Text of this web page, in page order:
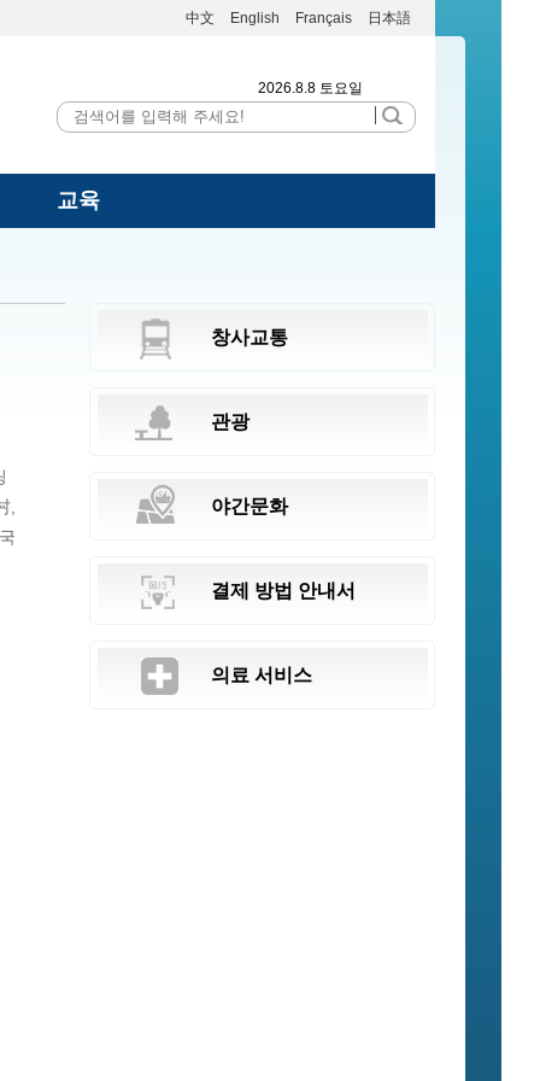
中文 English Français 日本語
2026.8.8 토요일
교육
,
창사교통
관광
야간문화
결제 방법 안내서
의료 서비스